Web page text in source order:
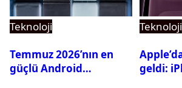
Teknoloji
Temmuz 2026’nın en
güçlü Android
Teknoloji
geldi: